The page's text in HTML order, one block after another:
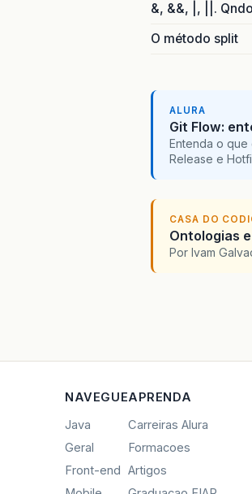
&, &&, |, ||.
O método split
ALURA
Git Flow:
Entenda o que
Release e
CASA DO
Ontologias
Por Ivam
NAVEGUE
Java
Geral
Front-end
APRENDA
Carreiras Alura
Formacoes
Artigos